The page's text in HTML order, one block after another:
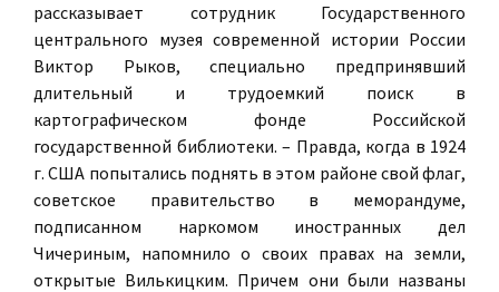
рассказывает сотрудник Государственного
центрального музея современной истории России
Виктор Рыков, специально предпринявший
длительный и трудоемкий поиск в
картографическом фонде Российской
государственной библиотеки. – Правда, когда в 1924
г. США попытались поднять в этом районе свой флаг,
советское правительство в меморандуме,
подписанном наркомом иностранных дел
Чичериным, напомнило о своих правах на земли,
открытые Вилькицким. Причем они были названы